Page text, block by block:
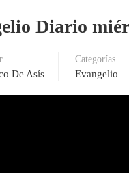
Diario
De Asís
Categorías
Evangelio